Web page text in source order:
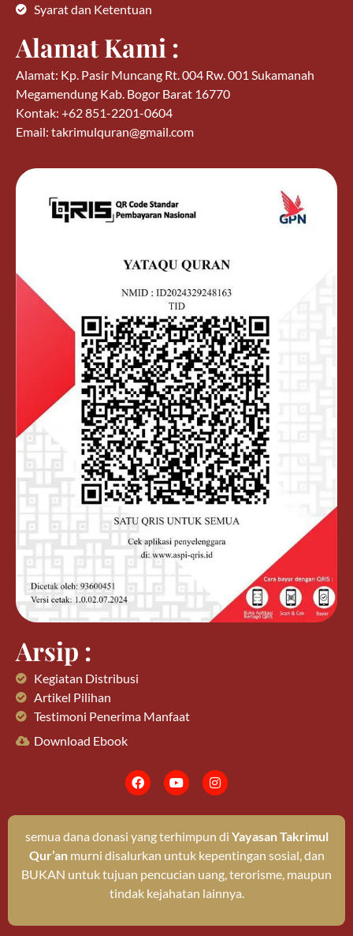
Syarat dan Ketentuan
Alamat Kami :
Alamat: Kp. Pasir Muncang Rt. 004 Rw. 001 Sukamanah
Megamendung Kab. Bogor Barat 16770
Kontak: +62 851-2201-0604
Email: takrimulquran@gmail.com
Arsip :
Kegiatan Distribusi
Artikel Pilihan
Testimoni Penerima Manfaat
Download Ebook
semua dana donasi yang terhimpun di Yayasan Takrimul
Qur’anmurni disalurkan untuk kepentingan sosial, dan
BUKAN untuk tujuan pencucian uang, terorisme, maupun
tindak kejahatan lainnya.